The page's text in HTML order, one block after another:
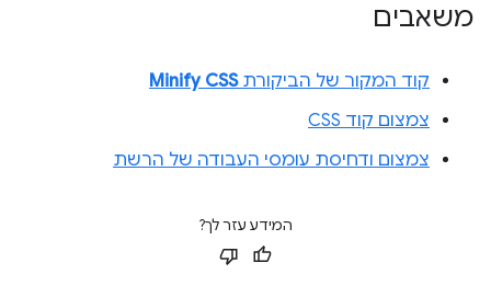
משאבים
קוד המקור של הביקורתMinify CSS
צמצום קוד CSS
צמצום ודחיסת עומסי העבודה של הרשת
המידע עזר לך?